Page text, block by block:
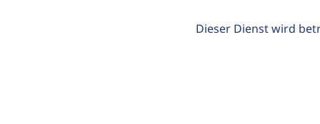
Dieser Dienst wird